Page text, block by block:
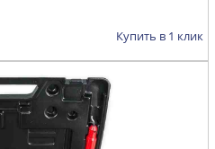
Купить в 1 клик